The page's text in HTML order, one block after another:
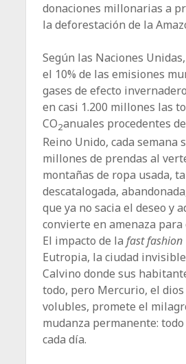
donaciones millonarias a
la deforestación de la
Según las Naciones
el 10% de las emisiones
gases de efecto
en casi 1.200 millones las
CO2anuales procedentes
Reino Unido, cada semana
millones de prendas al
montañas de ropa usada,
descatalogada,
que ya no sacia el deseo y
convierte en amenaza para
El impacto de la fast fashion
Eutropia, la ciudad
Calvino donde sus
todo, pero Mercurio, el dios
volubles, promete el
mudanza permanente:
cada día.